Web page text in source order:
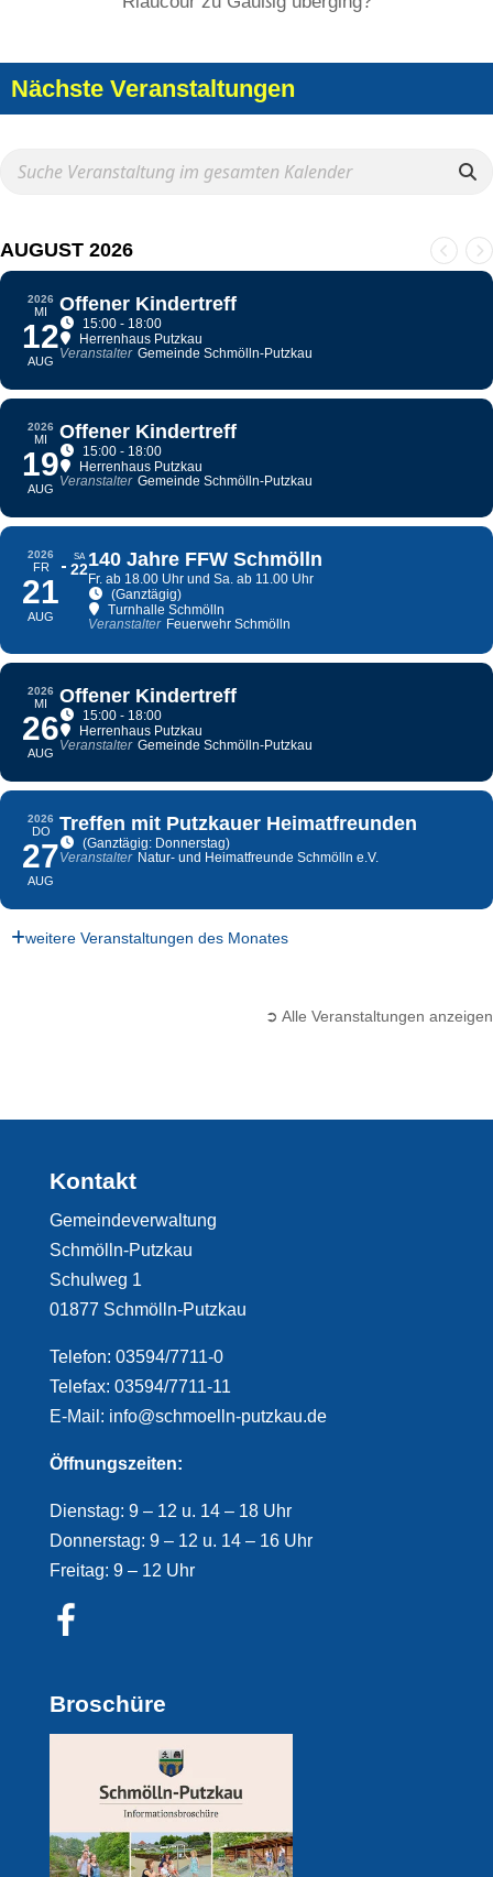
Nächste Veranstaltungen
AUGUST 2026
2026
MI
12
AUG
Offener Kindertreff
15:00 - 18:00
Herrenhaus Putzkau
Veranstalter Gemeinde Schmölln-Putzkau
2026
MI
19
AUG
Offener Kindertreff
15:00 - 18:00
Herrenhaus Putzkau
Veranstalter Gemeinde Schmölln-Putzkau
2026
FR
21
AUG
SA
22140 Jahre FFW Schmölln
Fr. ab 18.00 Uhr und Sa. ab 11.00 Uhr
(Ganztägig)
Turnhalle Schmölln
Veranstalter Feuerwehr Schmölln
2026
MI
26
AUG
Offener Kindertreff
15:00 - 18:00
Herrenhaus Putzkau
Veranstalter Gemeinde Schmölln-Putzkau
2026
DO
27
AUG
Treffen mit Putzkauer Heimatfreunden
(Ganztägig: Donnerstag)
Veranstalter Natur- und Heimatfreunde Schmölln e.V.
weitere Veranstaltungen des Monates
➲ Alle Veranstaltungen anzeigen
Kontakt
Gemeindeverwaltung
Schmölln-Putzkau
Schulweg 1
01877 Schmölln-Putzkau
Telefon: 03594/7711-0
Telefax: 03594/7711-11
E-Mail: info@schmoelln-putzkau.de
Öffnungszeiten:
Dienstag: 9 – 12 u. 14 – 18 Uhr
Donnerstag: 9 – 12 u. 14 – 16 Uhr
Freitag: 9 – 12 Uhr
Broschüre